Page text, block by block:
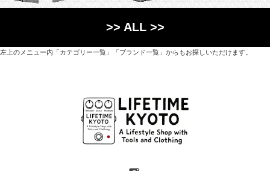
>> ALL >>
左上のメニュー内「カテゴリー一覧」「ブランド一覧」からもお探しいただけます。
オリジナルを含むファッションアイテムが中心の
京都・紫野にあるライフスタイルショップです。
京都府京都市北区紫野上築山町21（1階と2階）